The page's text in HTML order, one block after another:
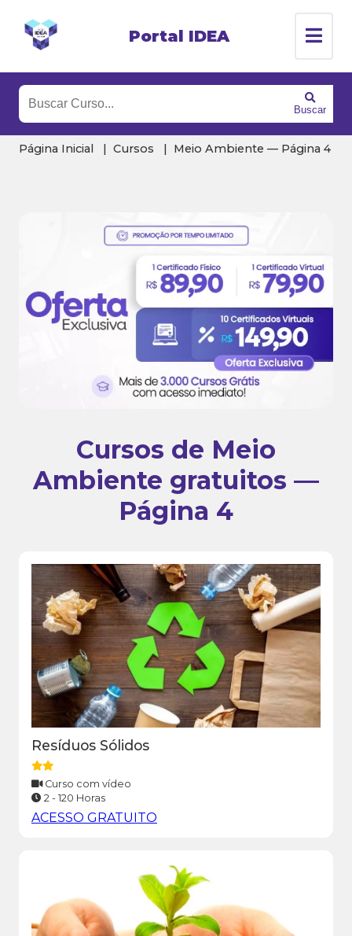
Portal IDEA
Buscar
Página Inicial Cursos Meio Ambiente — Página 4
Cursos de Meio
Ambiente gratuitos —
Página 4
Resíduos Sólidos
Curso com vídeo
2 - 120 Horas
ACESSO GRATUITO